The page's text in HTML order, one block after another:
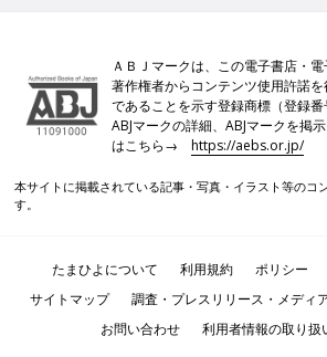
ＡＢＪマークは、この電子書店・電
著作権者からコンテンツ使用許諾
であることを示す登録商標（登録番
ABJマークの詳細、ABJマークを掲
はこちら→https://aebs.or.jp/
本サイトに掲載されている記事・写真・イラスト等のコ
す。
たまひよについて 利用規約 ポリシー
サイトマップ
調査・プレスリリース・メディ
お問い合わせ
利用者情報の取り扱